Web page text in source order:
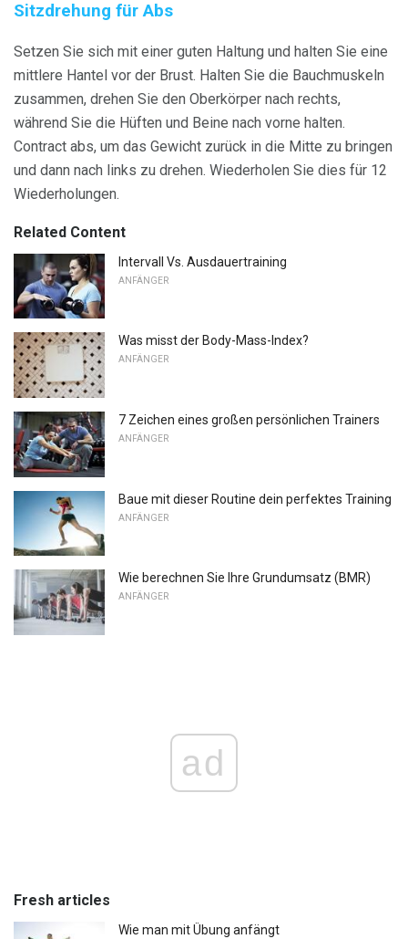
Sitzdrehung für Abs
Setzen Sie sich mit einer guten Haltung und halten Sie eine
mittlere Hantel vor der Brust. Halten Sie die Bauchmuskeln
zusammen, drehen Sie den Oberkörper nach rechts,
während Sie die Hüften und Beine nach vorne halten.
Contract abs, um das Gewicht zurück in die Mitte zu bringen
und dann nach links zu drehen. Wiederholen Sie dies für 12
Wiederholungen.
Related Content
Intervall Vs. Ausdauertraining
ANFÄNGER
Was misst der Body-Mass-Index?
ANFÄNGER
7 Zeichen eines großen persönlichen Trainers
ANFÄNGER
Baue mit dieser Routine dein perfektes Training
ANFÄNGER
Wie berechnen Sie Ihre Grundumsatz (BMR)
ANFÄNGER
ad
Fresh articles
Wie man mit Übung anfängt